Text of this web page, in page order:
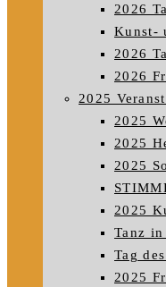
2026
Kunst-
2026
2026
2025
2025
2025
2025
2025
Tanz in
Tag
2025